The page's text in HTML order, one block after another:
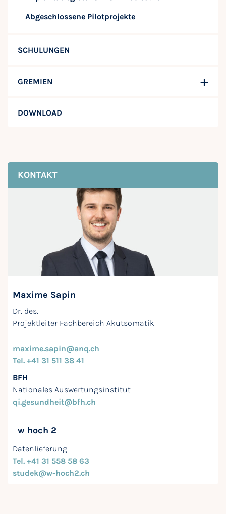
Abgeschlossene Pilotprojekte
SCHULUNGEN
GREMIEN
DOWNLOAD
KONTAKT
Maxime Sapin
Dr. des.
Projektleiter Fachbereich Akutsomatik
maxime.sapin@anq.ch
Tel. +41 31 511 38 41
BFH
Nationales Auswertungsinstitut
qi.gesundheit@bfh.ch
w hoch 2
Datenlieferung
Tel. +41 31 558 58 63
studek@w-hoch2.ch